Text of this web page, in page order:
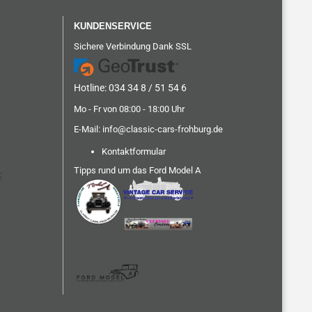
KUNDENSERVICE
Sichere Verbindung Dank SSL
Hotline: 034 34 8 / 51 54 6
Mo - Fr von 08:00 - 18:00 Uhr
E-Mail: info@classic-cars-frohburg.de
Kontaktformular
Tipps rund um das Ford Model A